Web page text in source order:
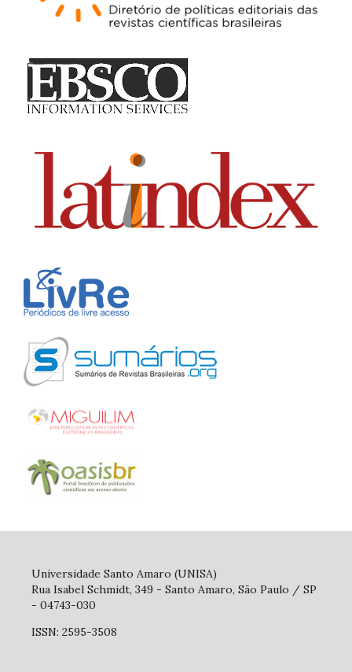
Universidade Santo Amaro (UNISA)
Rua Isabel Schmidt, 349 - Santo Amaro, São Paulo / SP
- 04743-030
ISSN: 2595-3508